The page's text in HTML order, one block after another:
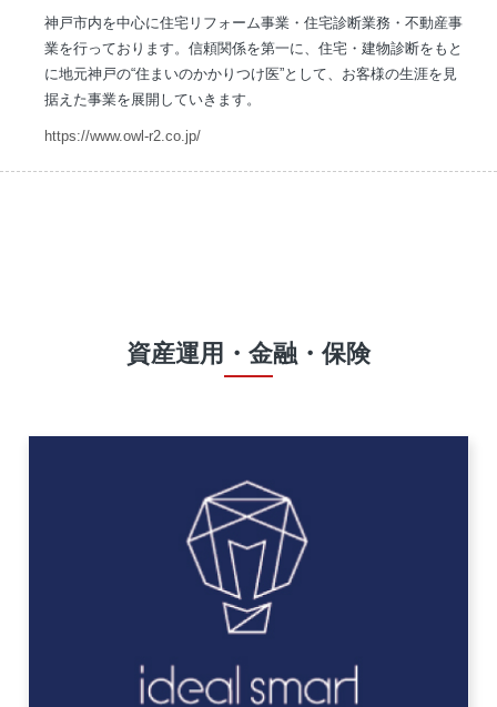
神戸市内を中心に住宅リフォーム事業・住宅診断業務・不動産事
業を行っております。信頼関係を第一に、住宅・建物診断をもと
に地元神戸の“住まいのかかりつけ医”として、お客様の生涯を見
据えた事業を展開していきます。
https://www.owl-r2.co.jp/
資産運用・金融・保険